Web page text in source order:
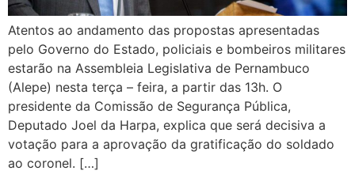
Atentos ao andamento das propostas apresentadas
pelo Governo do Estado, policiais e bombeiros militares
estarão na Assembleia Legislativa de Pernambuco
(Alepe) nesta terça – feira, a partir das 13h. O
presidente da Comissão de Segurança Pública,
Deputado Joel da Harpa, explica que será decisiva a
votação para a aprovação da gratificação do soldado
ao coronel. […]